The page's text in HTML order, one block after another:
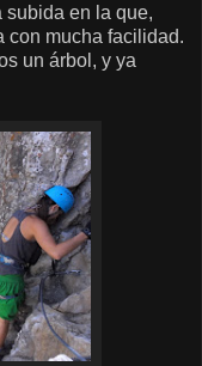
subida en la que,
con mucha facilidad.
un árbol, y ya